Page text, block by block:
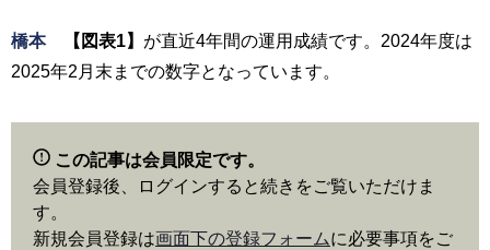
橋本 【図表1】 が直近4年間の運用成績です。2024年度は
2025年2月末までの数字となっています。
この記事は会員限定です。
会員登録後、ログインすると続きをご覧いただけま
す。
新規会員登録は画面下の登録フォームに必要事項をご